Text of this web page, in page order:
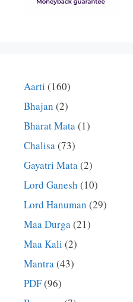
Aarti (160)
Bhajan (2)
Bharat Mata (1)
Chalisa (73)
Gayatri Mata (2)
Lord Ganesh (10)
Lord Hanuman (29)
Maa Durga (21)
Maa Kali (2)
Mantra (43)
PDF(96)